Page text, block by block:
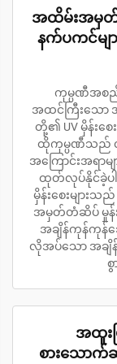
အထိမ်းအမှတ်
နက်ပကင်မျ
ကုမ္ပဏီအစည်
အထင်ကြီးသော
တို့၏ UV မှိန်းစ
ထိုကုမ္ပဏီသည် လို
အကြောင်းအရာမ
ထုတ်လုပ်နိုင်ခဲ့ပါ
မှိန်းစေးများ
အမှတ်တံဆိပ် မှုန်
အချိန်ကုန်ကုန်သ
လိုအပ်သော အချိန်
စွ
အထူးပ
စားသောက်